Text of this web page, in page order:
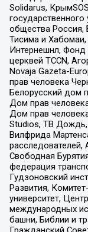
Solidarus,
общества Россия,
Тисима и
Интернешнл, Фонд
церквей TCCN,
Novaja Gazeta-
прав человека
Белорусский дом
Дом прав
Дом прав
Studios, ТВ Дождь,
Вилфрида
Свободная
федерация
Гудзоновский
Развития,
университет,
международных
башни, Библии и